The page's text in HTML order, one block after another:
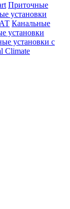
Приточные
установки
Канальные
установки
установки с
Climate